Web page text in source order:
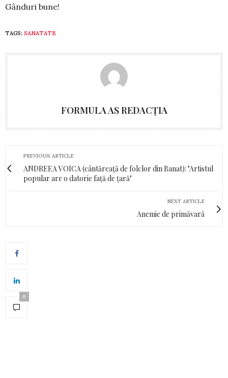
Gânduri bune!
TAGS: SANATATE
FORMULA AS REDACȚIA
PREVIOUS ARTICLE
ANDREEA VOICA (cântăreață de folclor din Banat): "Artistul
popular are o datorie față de țară"
NEXT ARTICLE
Anemie de primăvară
0